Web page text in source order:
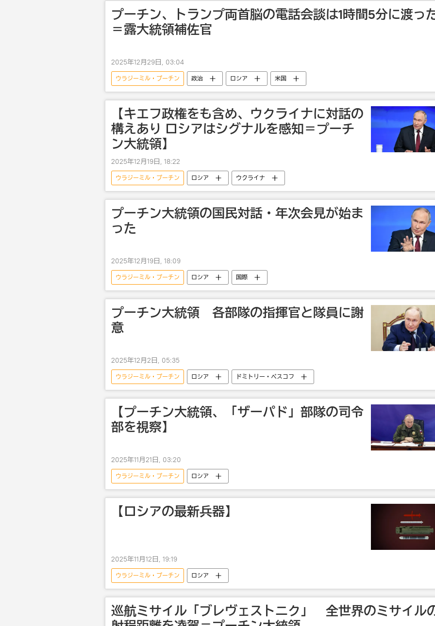
プーチン、トランプ両首脳の電話会談は1時間5分に渡っ
＝露大統領補佐官
2025年12月29日, 03:04
ウラジーミル・プーチン 政治 ロシア 米国
【キエフ政権をも含め、ウクライナに対話の
構えあり ロシアはシグナルを感知＝プーチ
ン大統領】
2025年12月19日, 18:22
ウラジーミル・プーチン ロシア ウクライナ
プーチン大統領の国民対話・年次会見が始ま
った
2025年12月19日, 18:09
ウラジーミル・プーチン ロシア 国際
プーチン大統領 各部隊の指揮官と隊員に謝
意
2025年12月2日, 05:35
ウラジーミル・プーチン ロシア ドミトリー・ペスコフ
【プーチン大統領、「ザーパド」部隊の司令
部を視察】
2025年11月21日, 03:20
ウラジーミル・プーチン ロシア
【ロシアの最新兵器】
2025年11月12日, 19:19
ウラジーミル・プーチン ロシア
巡航ミサイル「ブレヴェストニク」 全世界のミサイル